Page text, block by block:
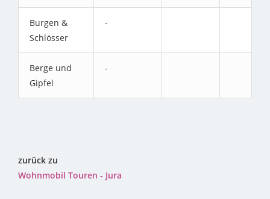
Burgen &
Schlösser
-
Berge und
Gipfel
-
zurück zu
Wohnmobil Touren - Jura